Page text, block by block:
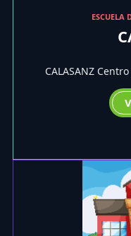
ESCUELA
CALASANZ